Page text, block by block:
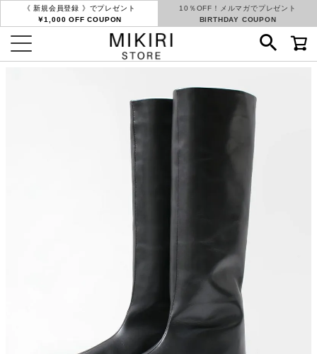
《 新規会員登録 》でプレゼント
￥1,000 OFF COUPON
10％OFF！メルマガでプレゼント
BIRTHDAY COUPON